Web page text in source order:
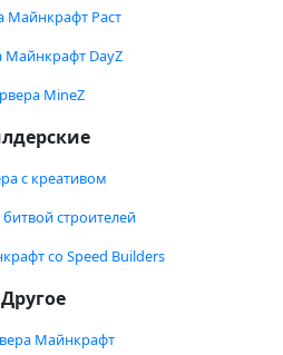
Майнкрафт Раст
Майнкрафт DayZ
MineZ
с креативом
строителей
со Speed Builders
Другое
Майнкрафт